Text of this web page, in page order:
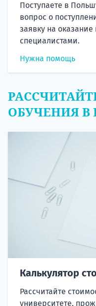
Поступаете в
вопрос о
заявку на
специалистами.
Нужна помощь
ОБУЧЕНИЯ В
Калькулятор
Рассчитайте
университете,